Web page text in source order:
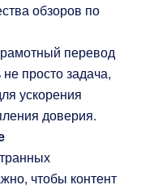
обзоров по
перевод
просто задача,
ускорения
доверия.
чтобы контент